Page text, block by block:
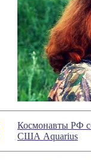
Космонавты РФ
США Aquarius